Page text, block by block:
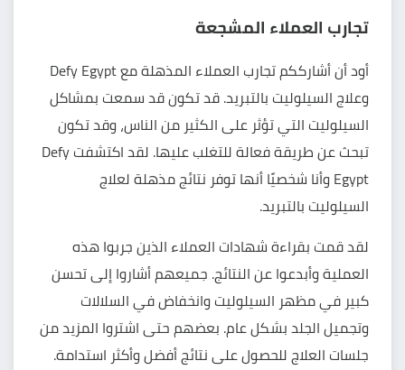
تجارب العملاء المشجعة
أود أن أشارككم تجارب العملاء المذهلة مع Defy Egypt
وعلاج السيلوليت بالتبريد. قد تكون قد سمعت بمشاكل
السيلوليت التي تؤثر على الكثير من الناس، وقد تكون
تبحث عن طريقة فعالة للتغلب عليها. لقد اكتشفت Defy
Egypt وأنا شخصيًا أنها توفر نتائج مذهلة لعلاج
السيلوليت بالتبريد.
لقد قمت بقراءة شهادات العملاء الذين جربوا هذه
العملية وأبدعوا عن النتائج. جميعهم أشاروا إلى تحسن
كبير في مظهر السيلوليت وانخفاض في السلالات
وتجميل الجلد بشكل عام. بعضهم حتى اشتروا المزيد من
جلسات العلاج للحصول على نتائج أفضل وأكثر استدامة.